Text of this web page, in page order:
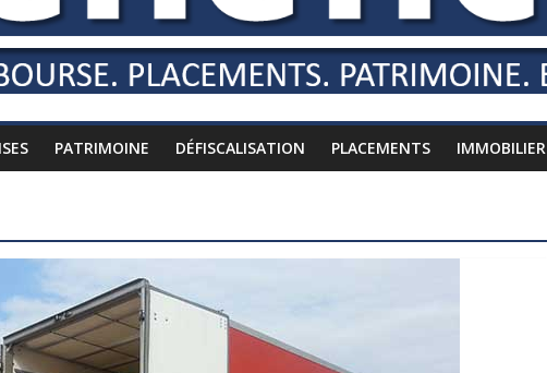
PATRIMOINE DÉFISCALISATION PLACEMENTS IMMOBILIER